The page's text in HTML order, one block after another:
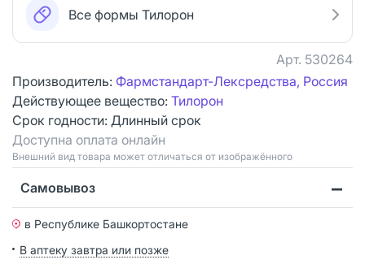
Все формы Тилорон
Арт. 530264
Производитель: Фармстандарт-Лексредства, Россия
Действующее вещество: Тилорон
Срок годности: Длинный срок
Доступна оплата онлайн
Bнешний вид товара может отличаться от изображённого
Самовывоз
в Республике Башкортостане
В аптеку завтра или позже